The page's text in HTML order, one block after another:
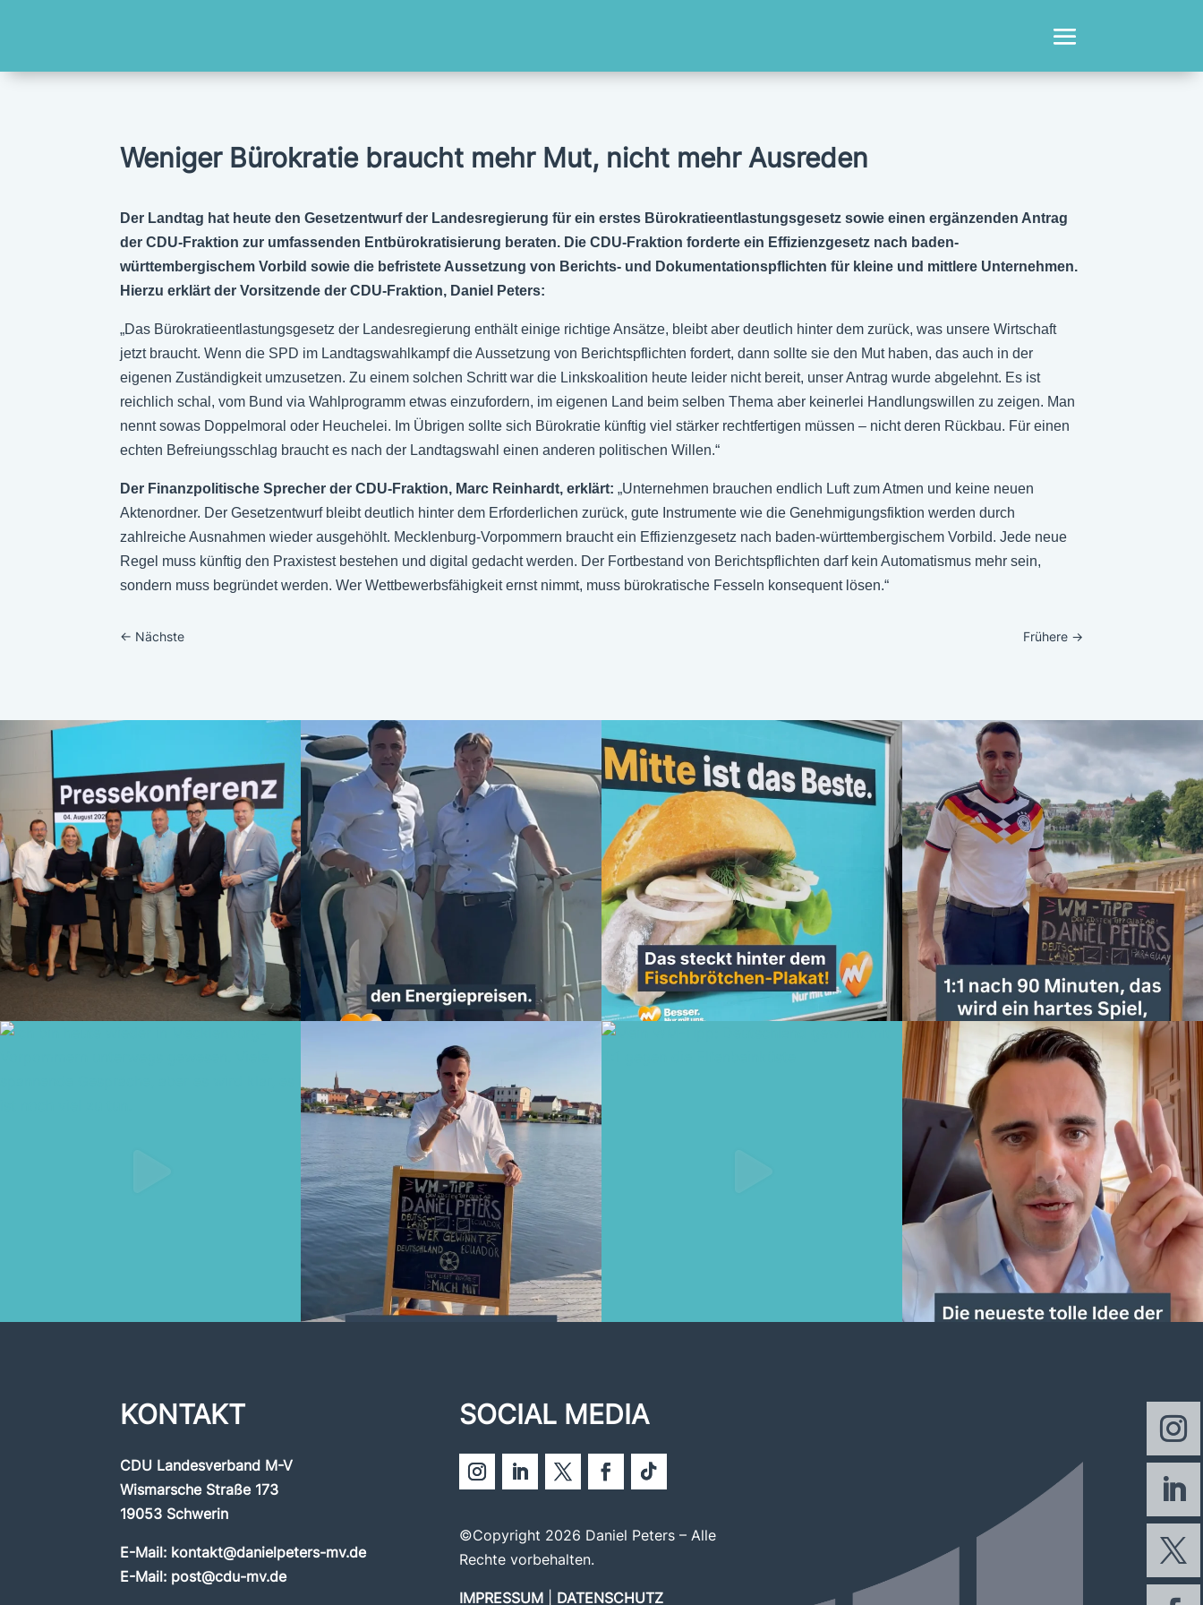
Weniger Bürokratie braucht mehr Mut, nicht mehr Ausreden
Der Landtag hat heute den Gesetzentwurf der Landesregierung für ein erstes Bürokratieentlastungsgesetz sowie einen ergänzenden Antrag
der CDU-Fraktion zur umfassenden Entbürokratisierung beraten. Die CDU-Fraktion forderte ein Effizienzgesetz nach baden-
württembergischem Vorbild sowie die befristete Aussetzung von Berichts- und Dokumentationspflichten für kleine und mittlere Unternehmen.
Hierzu erklärt der Vorsitzende der CDU-Fraktion, Daniel Peters:
„Das Bürokratieentlastungsgesetz der Landesregierung enthält einige richtige Ansätze, bleibt aber deutlich hinter dem zurück, was unsere Wirtschaft
jetzt braucht. Wenn die SPD im Landtagswahlkampf die Aussetzung von Berichtspflichten fordert, dann sollte sie den Mut haben, das auch in der
eigenen Zuständigkeit umzusetzen. Zu einem solchen Schritt war die Linkskoalition heute leider nicht bereit, unser Antrag wurde abgelehnt. Es ist
reichlich schal, vom Bund via Wahlprogramm etwas einzufordern, im eigenen Land beim selben Thema aber keinerlei Handlungswillen zu zeigen. Man
nennt sowas Doppelmoral oder Heuchelei. Im Übrigen sollte sich Bürokratie künftig viel stärker rechtfertigen müssen – nicht deren Rückbau. Für einen
echten Befreiungsschlag braucht es nach der Landtagswahl einen anderen politischen Willen.“
Der Finanzpolitische Sprecher der CDU-Fraktion, Marc Reinhardt, erklärt: „Unternehmen brauchen endlich Luft zum Atmen und keine neuen
Aktenordner. Der Gesetzentwurf bleibt deutlich hinter dem Erforderlichen zurück, gute Instrumente wie die Genehmigungsfiktion werden durch
zahlreiche Ausnahmen wieder ausgehöhlt. Mecklenburg-Vorpommern braucht ein Effizienzgesetz nach baden-württembergischem Vorbild. Jede neue
Regel muss künftig den Praxistest bestehen und digital gedacht werden. Der Fortbestand von Berichtspflichten darf kein Automatismus mehr sein,
sondern muss begründet werden. Wer Wettbewerbsfähigkeit ernst nimmt, muss bürokratische Fesseln konsequent lösen.“
← Nächste Frühere→
KONTAKT
CDU Landesverband M-V
Wismarsche Straße 173
19053 Schwerin
E-Mail: kontakt@danielpeters-mv.de
E-Mail: post@cdu-mv.de
SOCIAL MEDIA
©Copyright 2026 Daniel Peters – Alle
Rechte vorbehalten.
IMPRESSUM| DATENSCHUTZ